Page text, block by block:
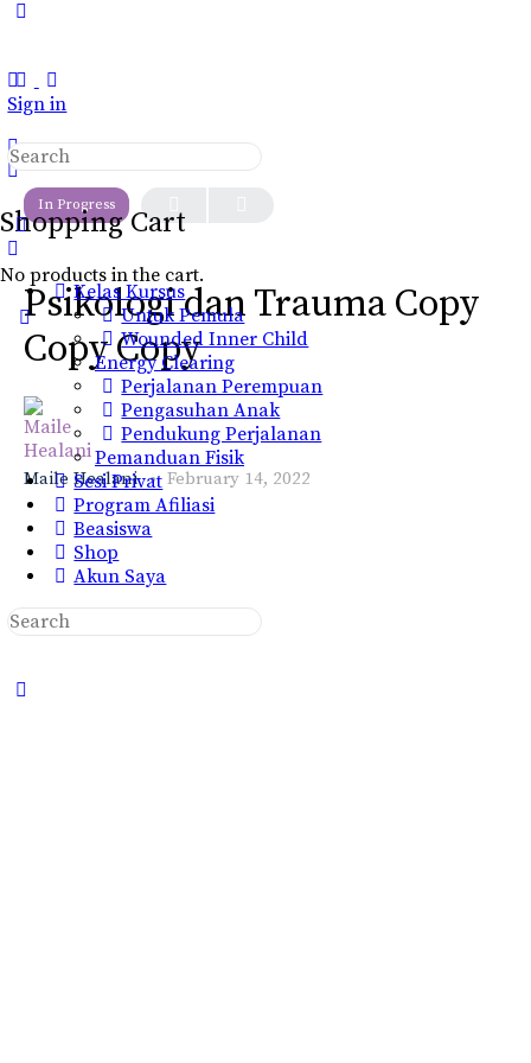
Sign in
Shopping Cart
No products in the cart.
Search
for:
Kelas Kursus
Untuk Pemula
Wounded Inner Child
Energy Clearing
Perjalanan Perempuan
Pengasuhan Anak
Pendukung Perjalanan
Pemanduan Fisik
Sesi Privat
Program Afiliasi
Beasiswa
Shop
Akun Saya
Search
for:
LESSON 1
In Progress
Psikologi dan Trauma Copy
Copy Copy
Maile Healani February 14, 2022